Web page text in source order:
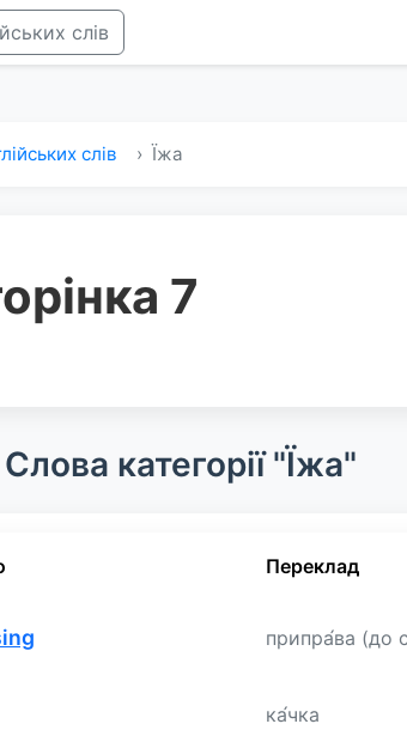
слів
слів Їжа
7
Слова категорії "Їжа"
Переклад
припра́ва (до
ка́чка